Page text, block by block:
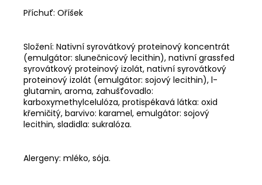
Příchuť: Oříšek
Složení: Nativní syrovátkový proteinový koncentrát
(emulgátor: slunečnicový lecithin), nativní grassfed
syrovátkový proteinový izolát, nativní syrovátkový
proteinový izolát (emulgátor: sojový lecithin), l-
glutamin, aroma, zahušťovadlo:
karboxymethylcelulóza, protispékavá látka: oxid
křemičitý, barvivo: karamel, emulgátor: sojový
lecithin, sladidla: sukralóza.
Alergeny: mléko, sója.